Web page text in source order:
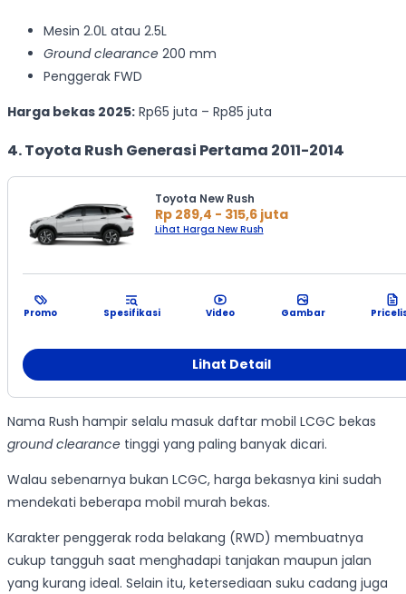
Mesin 2.0L atau 2.5L
Ground clearance 200 mm
Penggerak FWD
Harga bekas 2025: Rp65 juta – Rp85 juta
4. Toyota Rush Generasi Pertama 2011-2014
Toyota New Rush
Rp 289,4 - 315,6 juta
Lihat Harga New Rush
Promo Spesifikasi Video Gambar
Lihat Detail
Nama Rush hampir selalu masuk daftar mobil LCGC bekas
ground clearance tinggi yang paling banyak dicari.
Walau sebenarnya bukan LCGC, harga bekasnya kini sudah
mendekati beberapa mobil murah bekas.
Karakter penggerak roda belakang (RWD) membuatnya
cukup tangguh saat menghadapi tanjakan maupun jalan
yang kurang ideal. Selain itu, ketersediaan suku cadang juga